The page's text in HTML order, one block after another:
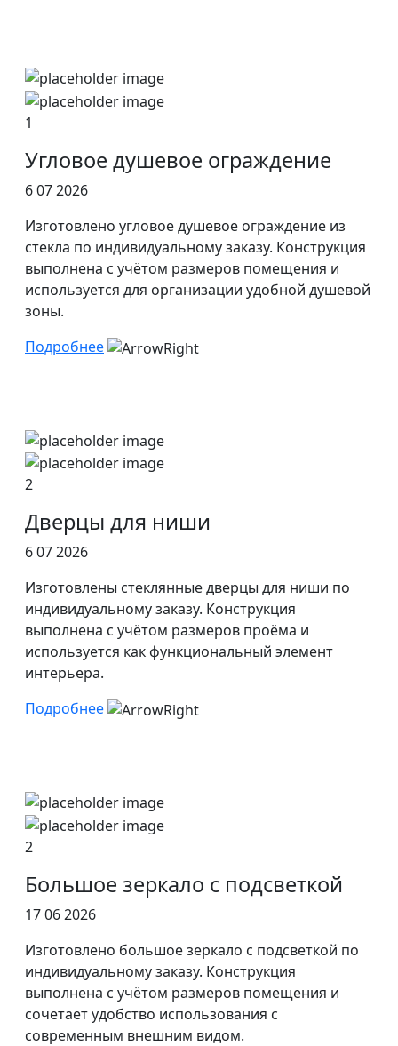
1
Угловое душевое ограждение
6 07 2026
Изготовлено угловое душевое ограждение из
стекла по индивидуальному заказу. Конструкция
выполнена с учётом размеров помещения и
используется для организации удобной душевой
зоны.
Подробнее
2
Дверцы для ниши
6 07 2026
Изготовлены стеклянные дверцы для ниши по
индивидуальному заказу. Конструкция
выполнена с учётом размеров проёма и
используется как функциональный элемент
интерьера.
Подробнее
2
Большое зеркало с подсветкой
17 06 2026
Изготовлено большое зеркало с подсветкой по
индивидуальному заказу. Конструкция
выполнена с учётом размеров помещения и
сочетает удобство использования с
современным внешним видом.